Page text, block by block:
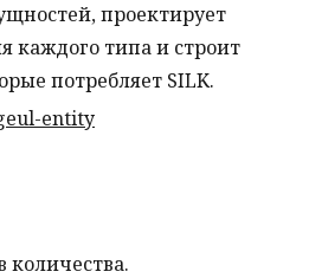
проектирует
каждого типа и строит
потребляет SILK.
entity
количества.